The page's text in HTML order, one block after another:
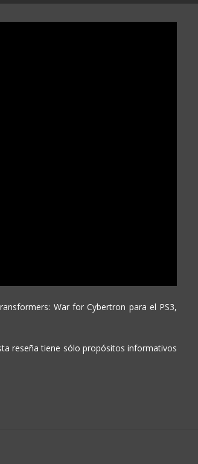
War for Cybertron para el PS3,
reseña tiene sólo propósitos informativos